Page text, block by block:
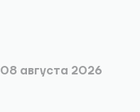
08 августа 2026